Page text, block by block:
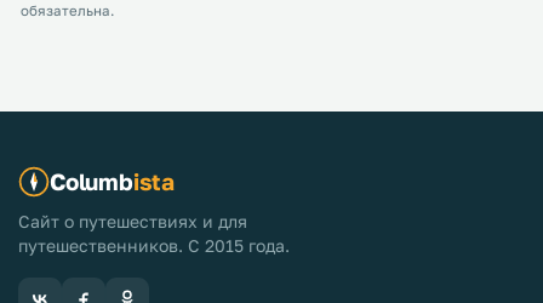
обязательна.
Columbista
Сайт о путешествиях и для
путешественников. С 2015 года.